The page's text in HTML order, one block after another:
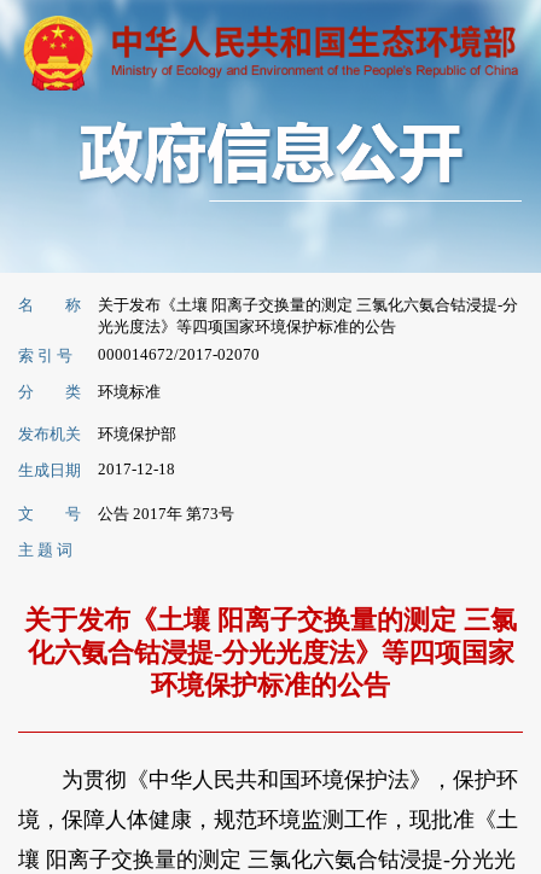
名 称
关于发布《土壤 阳离子交换量的测定 三氯化六氨合钴浸提-分
光光度法》等四项国家环境保护标准的公告
索 引 号
000014672/2017-02070
分 类 环境标准
发布机关
环境保护部
生成日期
2017-12-18
文 号
公告 2017年 第73号
主 题 词
关于发布《土壤 阳离子交换量的测定 三氯
化六氨合钴浸提-分光光度法》等四项国家
环境保护标准的公告
为贯彻《中华人民共和国环境保护法》，保护环
境，保障人体健康，规范环境监测工作，现批准《土
壤 阳离子交换量的测定 三氯化六氨合钴浸提-分光光